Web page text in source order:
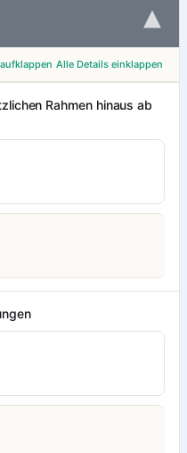
▾
Alle Details einklappen
Rahmen hinaus ab